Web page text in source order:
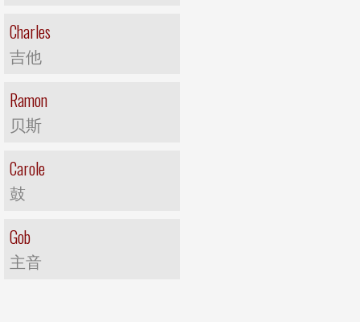
Charles
吉他
Ramon
贝斯
Carole
鼓
Gob
主音